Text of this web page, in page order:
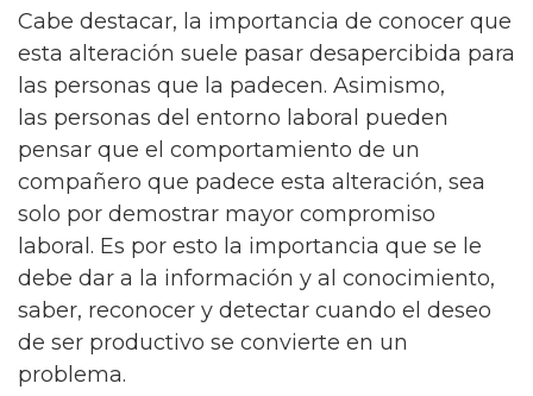
Cabe destacar, la importancia de conocer que
esta alteración suele pasar desapercibida para
las personas que la padecen. Asimismo,
las personas del entorno laboral pueden
pensar que el comportamiento de un
compañero que padece esta alteración, sea
solo por demostrar mayor compromiso
laboral. Es por esto la importancia que se le
debe dar a la información y al conocimiento,
saber, reconocer y detectar cuando el deseo
de ser productivo se convierte en un
problema.